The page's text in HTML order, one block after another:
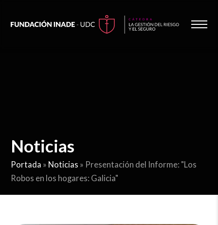
Noticias
Portada » Noticias » Presentación del Informe: "Los
Robos en los hogares: Galicia"